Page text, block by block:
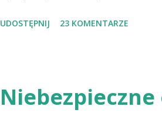
nierdzewnej chromowo-niklowej
UDOSTĘPNIJ 23 KOMENTARZE